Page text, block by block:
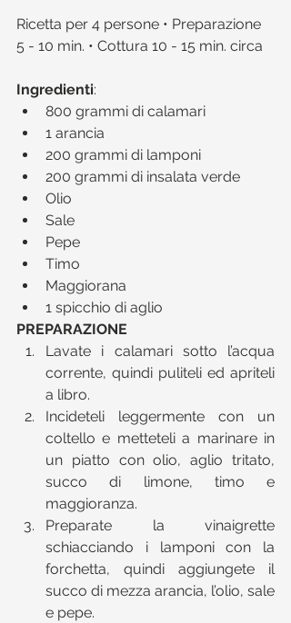
Ricetta per 4 persone • Preparazione
5 - 10 min. • Cottura 10 - 15 min. circa
Ingredienti:​
800 grammi di calamari
1 arancia
200 grammi di lamponi
200 grammi di insalata verde
Olio
Sale
Pepe
Timo
Maggiorana
1 spicchio di aglio
PREPARAZIONE
Lavate i calamari sotto l’acqua
corrente, quindi puliteli ed apriteli
a libro.
Incideteli leggermente con un
coltello e metteteli a marinare in
un piatto con olio, aglio tritato,
succo di limone, timo e
maggioranza.
Preparate la vinaigrette
schiacciando i lamponi con la
forchetta, quindi aggiungete il
succo di mezza arancia, l’olio, sale
e pepe.